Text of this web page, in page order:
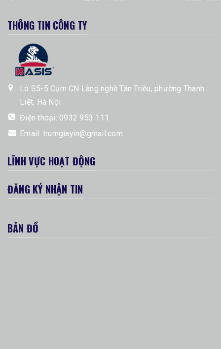
THÔNG TIN CÔNG TY
Lô S5-5 Cụm CN Làng nghề Tân Triều, phường Thanh
Liệt, Hà Nội
Điện thoại: 0932 953 111
Email: trumgiayin@gmail.com
LĨNH VỰC HOẠT ĐỘNG
ĐĂNG KÝ NHẬN TIN
BẢN ĐỒ